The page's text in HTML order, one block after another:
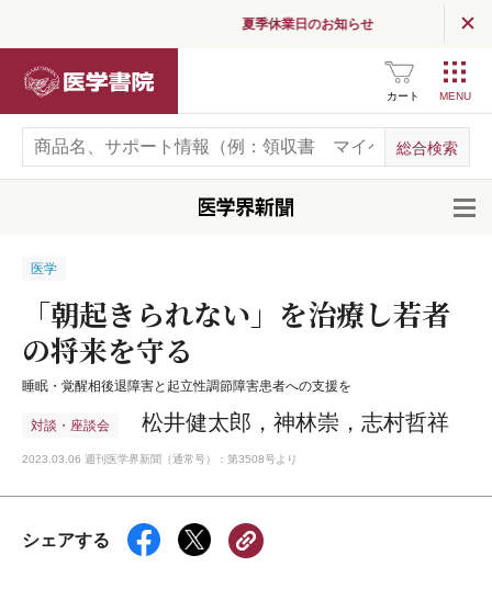
夏季休業日のお知らせ
カート
医学
「朝起きられない」を治療し若者
の将来を守る
睡眠・覚醒相後退障害と起立性調節障害患者への支援を
対談・座談会 松井健太郎，神林崇，志村哲祥
2023.03.06 週刊医学界新聞（通常号）：第3508号より
シェアする